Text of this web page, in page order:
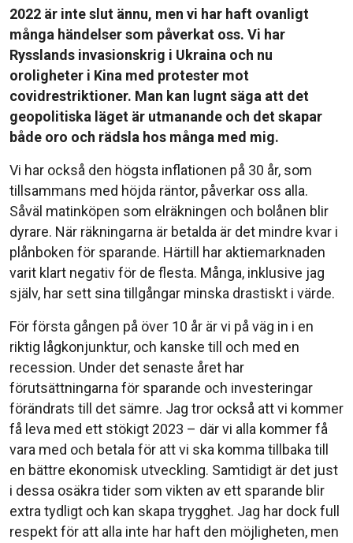
2022 är inte slut ännu, men vi har haft ovanligt
många händelser som påverkat oss. Vi har
Rysslands invasionskrig i Ukraina och nu
oroligheter i Kina med protester mot
covidrestriktioner. Man kan lugnt säga att det
geopolitiska läget är utmanande och det skapar
både oro och rädsla hos många med mig.
Vi har också den högsta inflationen på 30 år, som
tillsammans med höjda räntor, påverkar oss alla.
Såväl matinköpen som elräkningen och bolånen blir
dyrare. När räkningarna är betalda är det mindre kvar i
plånboken för sparande. Härtill har aktiemarknaden
varit klart negativ för de flesta. Många, inklusive jag
själv, har sett sina tillgångar minska drastiskt i värde.
För första gången på över 10 år är vi på väg in i en
riktig lågkonjunktur, och kanske till och med en
recession. Under det senaste året har
förutsättningarna för sparande och investeringar
förändrats till det sämre. Jag tror också att vi kommer
få leva med ett stökigt 2023 – där vi alla kommer få
vara med och betala för att vi ska komma tillbaka till
en bättre ekonomisk utveckling. Samtidigt är det just
i dessa osäkra tider som vikten av ett sparande blir
extra tydligt och kan skapa trygghet. Jag har dock full
respekt för att alla inte har haft den möjligheten, men